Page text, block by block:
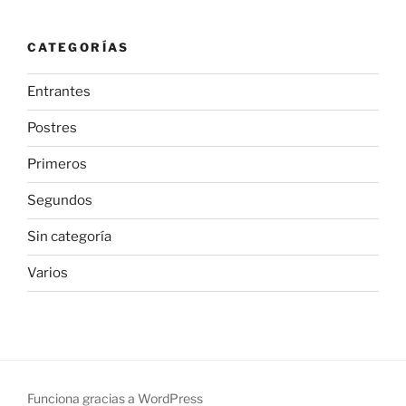
CATEGORÍAS
Entrantes
Postres
Primeros
Segundos
Sin categoría
Varios
Funciona gracias a WordPress